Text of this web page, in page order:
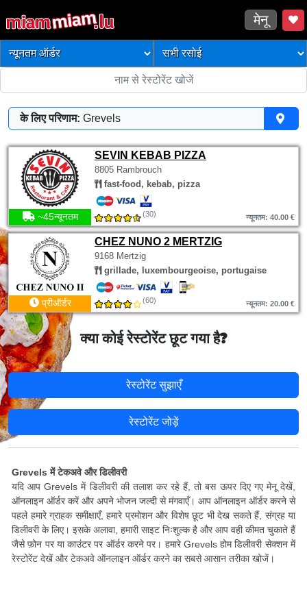
मेनू
के लिए परिणाम: Grevels
SEVIN KEBAB PIZZA
8805 Rambrouch
fast-food, kebab, pizza
~45न्यूनतम (30) न्यूनतम: 40.00 €
CHEZ NUNO 2 MERTZIG
9168 Mertzig
grillade, luxembourgeoise, portugaise
प्रीऑर्डर (60) न्यूनतम: 20.00 €
क्या कोई रेस्टोरेंट छूट गया है?
रेस्टोरेंट सुझाएँ
रेस्टोरेंट जोड़ें
Grevels में टेकअवे और डिलीवरी
यदि आप Grevels में डिलीवरी की तलाश कर रहे हैं, तो बस ऊपर दिए गए मेनू देखें,
ऑनलाइन ऑर्डर करें और अपने भोजन जल्दी से मंगवाएँ। आप ऑनलाइन ऑर्डर करने से
पहले हमारे ग्राहक समीक्षाएँ, हमारे प्रमोशन और विशेष छूट भी देख सकते हैं, संग्रह या
डिलीवरी के लिए। इसके अलावा, हमारी साइट निःशुल्क है और आप वही कीमत चुकाते हैं
जैसे फ़ोन पर या काउंटर पर ऑर्डर करने पर। हमारे Grevels होम डिलीवरी सेक्शन में
रेस्टोरेंट देखें और टेकअवे ऑनलाइन ऑर्डर करने का सबसे आसान तरीका खोजें।